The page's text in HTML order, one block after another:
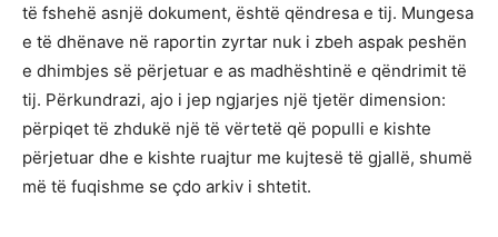
të fshehë asnjë dokument, është qëndresa e tij. Mungesa
e të dhënave në raportin zyrtar nuk i zbeh aspak peshën
e dhimbjes së përjetuar e as madhështinë e qëndrimit të
tij. Përkundrazi, ajo i jep ngjarjes një tjetër dimension:
përpiqet të zhdukë një të vërtetë që populli e kishte
përjetuar dhe e kishte ruajtur me kujtesë të gjallë, shumë
më të fuqishme se çdo arkiv i shtetit.